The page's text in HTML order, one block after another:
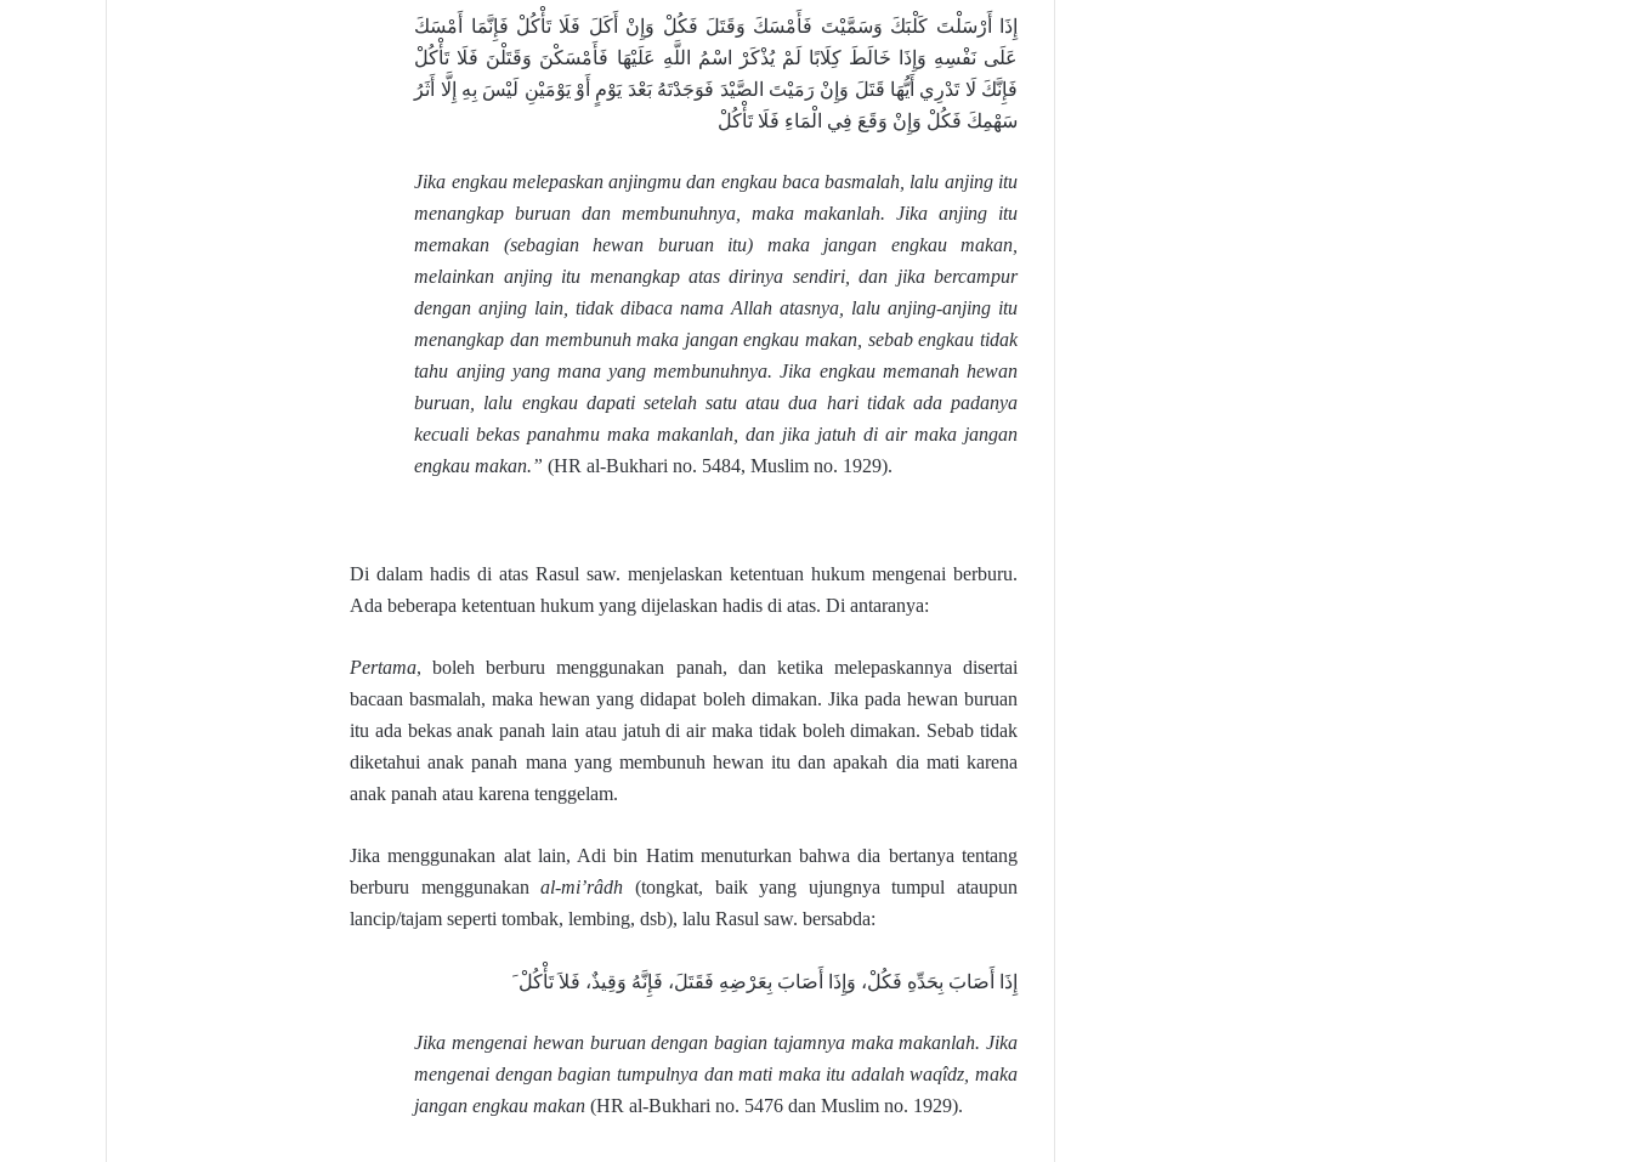
إِذَا أَرْسَلْتَ كَلْبَكَ وَسَمَّيْتَ فَأَمْسَكَ وَقَتَلَ فَكُلْ وَإِنْ أَكَلَ فَلَا تَأْكُلْ فَإِنَّمَا أَمْسَكَ
عَلَى نَفْسِهِ وَإِذَا خَالَطَ كِلَابًا لَمْ يُذْكَرْ اسْمُ اللَّهِ عَلَيْهَا فَأَمْسَكْنَ وَقَتَلْنَ فَلَا تَأْكُلْ
فَإِنَّكَ لَا تَدْرِي أَيُّهَا قَتَلَ وَإِنْ رَمَيْتَ الصَّيْدَ فَوَجَدْتَهُ بَعْدَ يَوْمٍ أَوْ يَوْمَيْنِ لَيْسَ بِهِ إِلَّا أَثَرُ
سَهْمِكَ فَكُلْ وَإِنْ وَقَعَ فِي الْمَاءِ فَلَا تَأْكُلْ
Jika engkau melepaskan anjingmu dan engkau baca basmalah, lalu anjing itu
menangkap buruan dan membunuhnya, maka makanlah. Jika anjing itu
memakan (sebagian hewan buruan itu) maka jangan engkau makan,
melainkan anjing itu menangkap atas dirinya sendiri, dan jika bercampur
dengan anjing lain, tidak dibaca nama Allah atasnya, lalu anjing-anjing itu
menangkap dan membunuh maka jangan engkau makan, sebab engkau tidak
tahu anjing yang mana yang membunuhnya. Jika engkau memanah hewan
buruan, lalu engkau dapati setelah satu atau dua hari tidak ada padanya
kecuali bekas panahmu maka makanlah, dan jika jatuh di air maka jangan
engkau makan.”(HR al-Bukhari no. 5484, Muslim no. 1929).
Di dalam hadis di atas Rasul saw. menjelaskan ketentuan hukum mengenai berburu.
Ada beberapa ketentuan hukum yang dijelaskan hadis di atas. Di antaranya:
Pertama, boleh berburu menggunakan panah, dan ketika melepaskannya disertai
bacaan basmalah, maka hewan yang didapat boleh dimakan. Jika pada hewan buruan
itu ada bekas anak panah lain atau jatuh di air maka tidak boleh dimakan. Sebab tidak
diketahui anak panah mana yang membunuh hewan itu dan apakah dia mati karena
anak panah atau karena tenggelam.
Jika menggunakan alat lain, Adi bin Hatim menuturkan bahwa dia bertanya tentang
berburu menggunakanal-mi’râdh (tongkat, baik yang ujungnya tumpul ataupun
lancip/tajam seperti tombak, lembing, dsb), lalu Rasul saw. bersabda:
إِذَا أَصَابَ بِحَدِّهِ فَكُلْ، وَإِذَا أَصَابَ بِعَرْضِهِ فَقَتَلَ، فَإِنَّهُ وَقِيذٌ، فَلاَ تَأْكُلْ َ
Jika mengenai hewan buruan dengan bagian tajamnya maka makanlah. Jika
mengenai dengan bagian tumpulnya dan mati maka itu adalah waqîdz, maka
jangan engkau makan(HR al-Bukhari no. 5476 dan Muslim no. 1929).